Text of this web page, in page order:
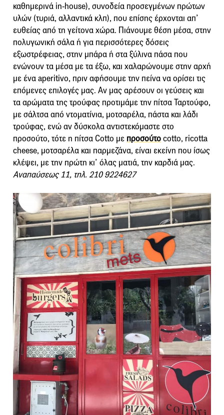
καθημερινά in-house), συνοδεία προσεγμένων πρώτων
υλών (τυριά, αλλαντικά κλπ), που επίσης έρχονται απ’
ευθείας από τη γείτονα χώρα. Πιάνουμε θέση μέσα, στην
πολυγωνική σάλα ή για περισσότερες δόσεις
εξωστρέφειας, στην μπάρα ή στα ξύλινα πάσα που
ενώνουν τα μέσα με τα έξω, και χαλαρώνουμε στην αρχή
με ένα aperitivo, πριν αφήσουμε την πείνα να ορίσει τις
επόμενες επιλογές μας. Αν μας αρέσουν οι γεύσεις και
τα αρώματα της τρούφας προτιμάμε την πίτσα Ταρτούφο,
με σάλτσα από ντοματίνια, μοτσαρέλα, πάστα και λάδι
τρούφας, ενώ αν δύσκολα αντιστεκόμαστε στο
προσούτο, τότε η πίτσα Cotto με προσούτοcotto, ricotta
cheese, μοτσαρέλα και παρμεζάνα, είναι εκείνη που ίσως
κλέψει, με την πρώτη κι’ όλας ματιά, την καρδιά μας.
Αναπαύσεως 11, τηλ. 210 9224627